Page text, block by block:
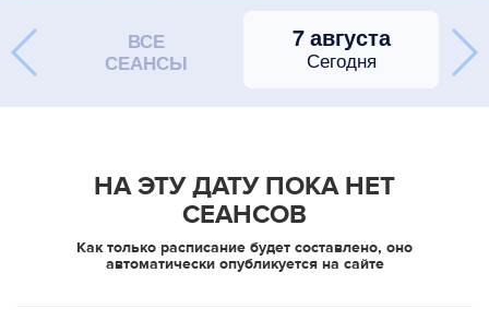
ВСЕ
СЕАНСЫ
7 августа
Сегодня
НА ЭТУ ДАТУ ПОКА НЕТ
СЕАНСОВ
Как только расписание будет составлено, оно
автоматически опубликуется на сайте